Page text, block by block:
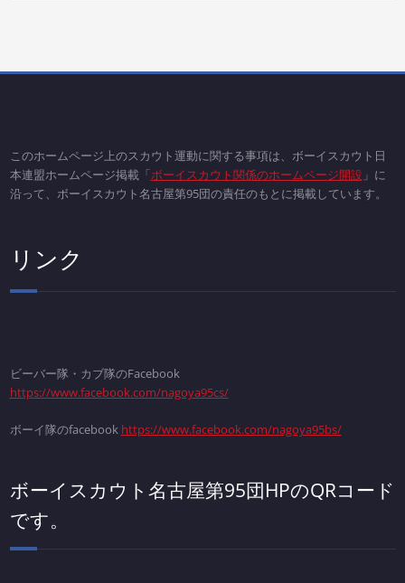
このホームページ上のスカウト運動に関する事項は、ボーイスカウト日
本連盟ホームページ掲載「ボーイスカウト関係のホームページ開設」に
沿って、ボーイスカウト名古屋第95団の責任のもとに掲載しています。
リンク
ビーバー隊・カブ隊のFacebook
https://www.facebook.com/nagoya95cs/
ボーイ隊のfacebook https://www.facebook.com/nagoya95bs/
ボーイスカウト名古屋第95団HPのQRコード
です。